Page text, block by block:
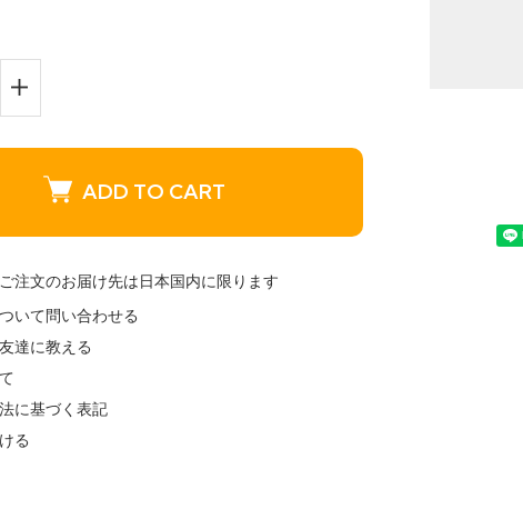
ADD TO CART
注文のお届け先は日本国内に限ります
いて問い合わせる
達に教える
に基づく表記
る